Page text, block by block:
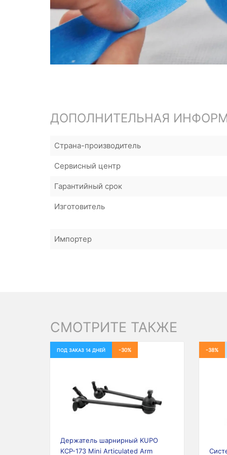
ДОПОЛНИТЕЛЬНАЯ
Страна-производитель
Сервисный центр
Гарантийный срок
Изготовитель
Импортер
СМОТРИТЕ ТАКЖЕ
ПОД ЗАКАЗ 14 ДНЕЙ -30%
Previous
Держатель шарнирный KUPO
KCP-173 Mini Articulated Arm
-38%